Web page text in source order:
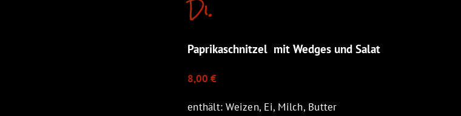
Di.
Paprikaschnitzel mit Wedges und Salat
8,00 €
enthält: Weizen, Ei, Milch, Butter